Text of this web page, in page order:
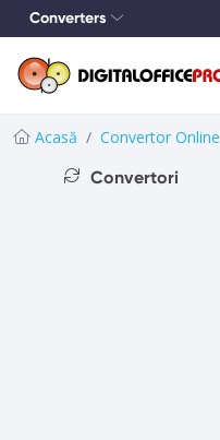
Converters
Acasă Convertor Online
Convertori